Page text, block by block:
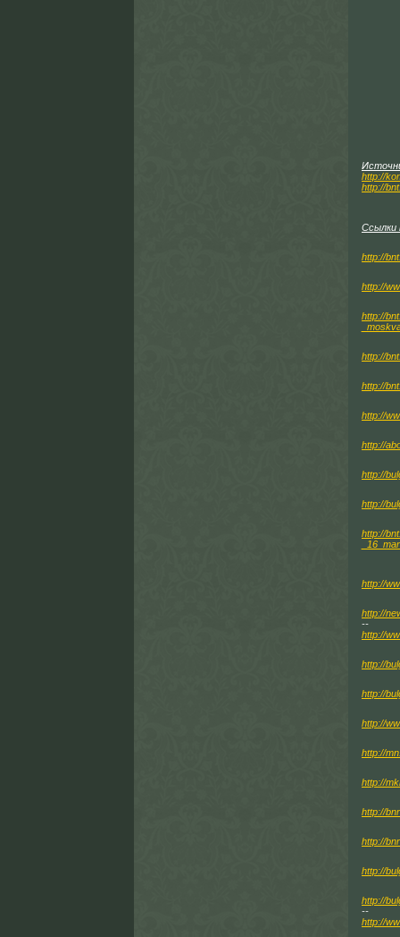
http://
http://
Ссылки
http://
http://
http://
http://
http://
http://
http://
http://
http://
http://
http://
http://
--
http://
http://
http://
http://
http://
http://
http://
http://
http://
http://
--
http://